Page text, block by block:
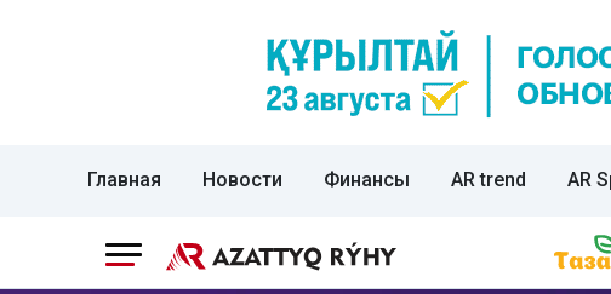
Главная Новости Финансы AR trend AR